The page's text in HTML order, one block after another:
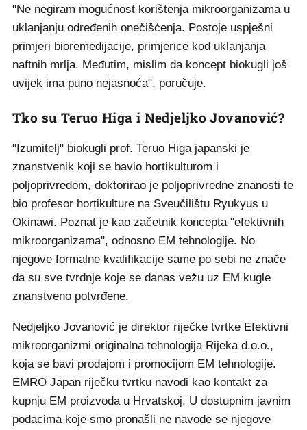
"Ne negiram mogućnost korištenja mikroorganizama u
uklanjanju određenih onečišćenja. Postoje uspješni
primjeri bioremedijacije, primjerice kod uklanjanja
naftnih mrlja. Međutim, mislim da koncept biokugli još
uvijek ima puno nejasnoća", poručuje.
Tko su Teruo Higa i Nedjeljko Jovanović?
"Izumitelj" biokugli prof. Teruo Higa japanski je
znanstvenik koji se bavio hortikulturom i
poljoprivredom, doktorirao je poljoprivredne znanosti te
bio profesor hortikulture na Sveučilištu Ryukyus u
Okinawi. Poznat je kao začetnik koncepta "efektivnih
mikroorganizama", odnosno EM tehnologije. No
njegove formalne kvalifikacije same po sebi ne znače
da su sve tvrdnje koje se danas vežu uz EM kugle
znanstveno potvrđene.
Nedjeljko Jovanović je direktor riječke tvrtke Efektivni
mikroorganizmi originalna tehnologija Rijeka d.o.o.,
koja se bavi prodajom i promocijom EM tehnologije.
EMRO Japan riječku tvrtku navodi kao kontakt za
kupnju EM proizvoda u Hrvatskoj. U dostupnim javnim
podacima koje smo pronašli ne navode se njegove